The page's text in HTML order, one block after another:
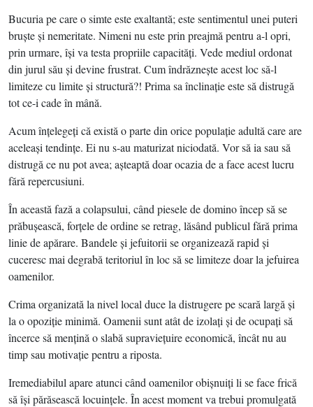
Bucuria pe care o simte este exaltantă; este sentimentul unei puteri
bruşte şi nemeritate. Nimeni nu este prin preajmă pentru a-l opri,
prin urmare, îşi va testa propriile capacităţi. Vede mediul ordonat
din jurul său şi devine frustrat. Cum îndrăzneşte acest loc să-l
limiteze cu limite şi structură?! Prima sa înclinaţie este să distrugă
tot ce-i cade în mână.
Acum înţelegeţi că există o parte din orice populaţie adultă care are
aceleaşi tendinţe. Ei nu s-au maturizat niciodată. Vor să ia sau să
distrugă ce nu pot avea; aşteaptă doar ocazia de a face acest lucru
fără repercusiuni.
În această fază a colapsului, când piesele de domino încep să se
prăbuşească, forţele de ordine se retrag, lăsând publicul fără prima
linie de apărare. Bandele şi jefuitorii se organizează rapid şi
cuceresc mai degrabă teritoriul în loc să se limiteze doar la jefuirea
oamenilor.
Crima organizată la nivel local duce la distrugere pe scară largă şi
la o opoziţie minimă. Oamenii sunt atât de izolaţi şi de ocupaţi să
încerce să menţină o slabă supravieţuire economică, încât nu au
timp sau motivaţie pentru a riposta.
Iremediabilul apare atunci când oamenilor obişnuiţi li se face frică
să îşi părăsească locuinţele. În acest moment va trebui promulgată